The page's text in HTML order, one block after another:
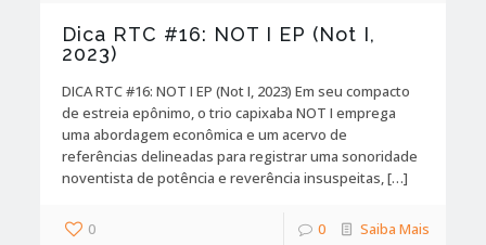
Dica RTC #16: NOT I EP (Not I,
2023)
DICA RTC #16: NOT I EP (Not I, 2023) Em seu compacto
de estreia epônimo, o trio capixaba NOT I emprega
uma abordagem econômica e um acervo de
referências delineadas para registrar uma sonoridade
noventista de potência e reverência insuspeitas, […]
0 0 Saiba Mais